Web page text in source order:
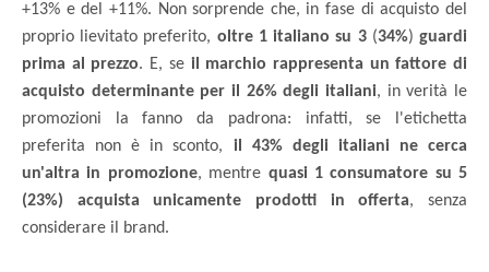
+13% e del +11%. Non sorprende che, in fase di acquisto del
proprio lievitato preferito, oltre 1 italiano su 3(34%)guardi
prima al prezzo. E, se il marchio rappresenta un fattore di
acquisto determinante per il 26% degli italiani, in verità le
promozioni la fanno da padrona: infatti, se l'etichetta
preferita non è in sconto, il 43% degli italiani ne cerca
un'altra in promozione, mentre quasi 1 consumatore su 5
(23%) acquista unicamente prodotti in offerta, senza
considerare il brand.